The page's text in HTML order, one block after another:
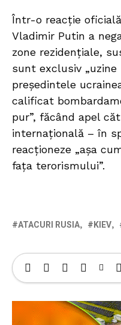
Într-o reacție
Vladimir Putin a
zone rezidențiale,
sunt exclusiv „uzine
președintele
calificat
pur”, făcând apel
internațională – în
reacționeze „așa
fața terorismului”.
ATACURI RUSIA KIEV